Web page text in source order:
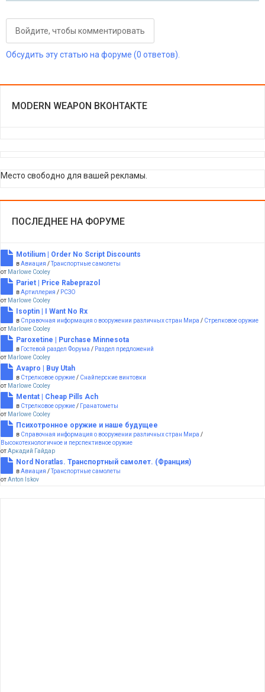
Войдите, чтобы комментировать
Обсудить эту статью на форуме (0 ответов).
MODERN WEAPON ВКОНТАКТЕ
Место свободно для вашей рекламы.
ПОСЛЕДНЕЕ НА ФОРУМЕ
Motilium | Order No Script Discounts
вАвиация /Транспортные самолеты
от Marlowe Cooley
Pariet | Price Rabeprazol
вАртиллерия / РСЗО
от Marlowe Cooley
Isoptin | I Want No Rx
в Справочная информация о вооружении различных стран Мира / Стрелковое оружие
от Marlowe Cooley
Paroxetine | Purchase Minnesota
в Гостевой раздел Форума / Раздел предложений
от Marlowe Cooley
Avapro | Buy Utah
в Стрелковое оружие/ Снайперские винтовки
от Marlowe Cooley
Mentat | Cheap Pills Ach
в Стрелковое оружие/ Гранатометы
от Marlowe Cooley
Психотронное оружие и наше будущее
в Справочная информация о вооружении различных стран Мира /
Высокотехнологичное и перспективное оружие
отАркадий Гайдар
Nord Noratlas. Транспортный самолет. (Франция)
вАвиация /Транспортные самолеты
отAnton Iskov